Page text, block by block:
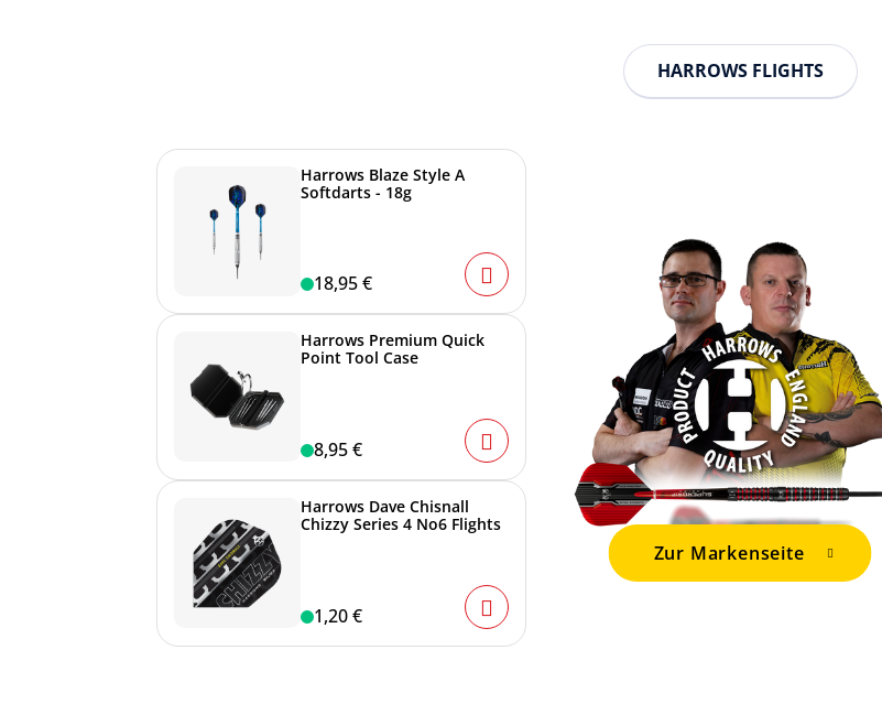
HARROWS FLIGHTS
Harrows Blaze Style A
Softdarts - 18g
18,95 €
Harrows Premium Quick
Point Tool Case
8,95 €
Harrows Dave Chisnall
Chizzy Series 4 No6 Flights
1,20 €
Zur Markenseite